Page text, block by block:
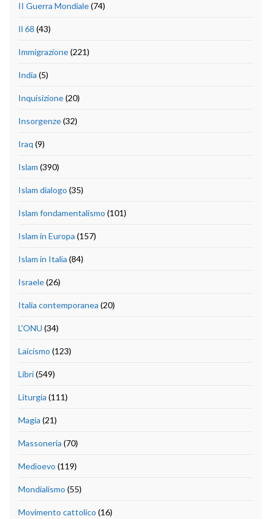
II Guerra Mondiale(74)
Il 68 (43)
Immigrazione(221)
India (5)
Inquisizione(20)
Insorgenze(32)
Iraq (9)
Islam (390)
Islam dialogo (35)
Islam fondamentalismo (101)
Islam in Europa (157)
Islam in Italia (84)
Israele(26)
Italia contemporanea (20)
L'ONU (34)
Laicismo (123)
Libri(549)
Liturgia (111)
Magia (21)
Massoneria (70)
Medioevo (119)
Mondialismo (55)
Movimento cattolico (16)